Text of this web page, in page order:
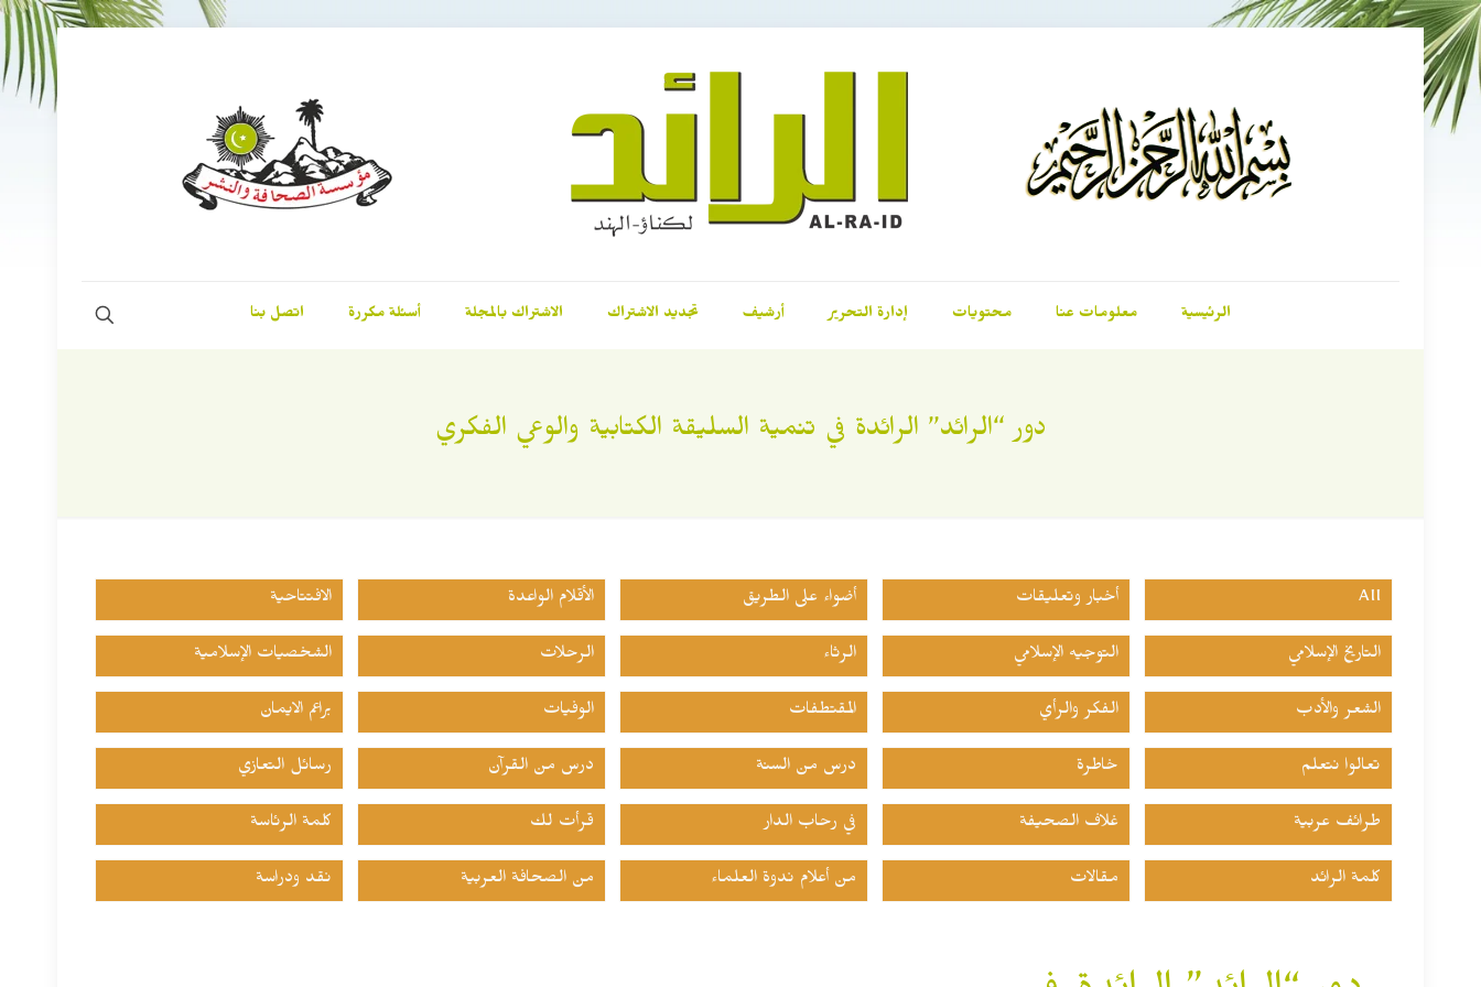
الرئيسية معلومات عنا محتويات إدارة التحرير أرشيف تجديد الاشتراك الاشتراك بالمجلة أسئلة مكررة اتصل بنا
دور “الرائد” الرائدة في تنمية السليقة الكتابية والوعي الفكري
All أخبار وتعليقات أضواء على الطريق الأقلام الواعدة الافتتاحية
التاريخ الإسلامي التوجيه الإسلامي الرثاء الرحلات الشخصيات الإسلامية
الشعر والأدب الفكر والرأي المقتطفات الوفيات براعم الايمان
تعالوا نتعلم خاطرة درس من السنة درس من القرآن رسائل التعازي
طرائف عربية غلاف الصحيفة في رحاب الدار قرأت لك كلمة الرئاسة
كلمة الرائد مقالات من أعلام ندوة العلماء من الصحافة العربية نقد ودراسة